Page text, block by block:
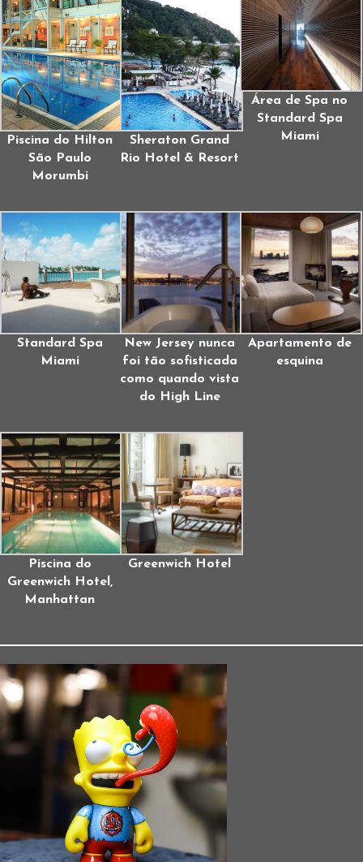
Piscina do Hilton
São Paulo
Morumbi
Sheraton Grand
Rio Hotel & Resort
Área de Spa no
Standard Spa
Miami
Standard Spa
Miami
New Jersey nunca
foi tão sofisticada
como quando vista
do High Line
Apartamento de
esquina
Piscina do
Greenwich Hotel,
Manhattan
Greenwich Hotel